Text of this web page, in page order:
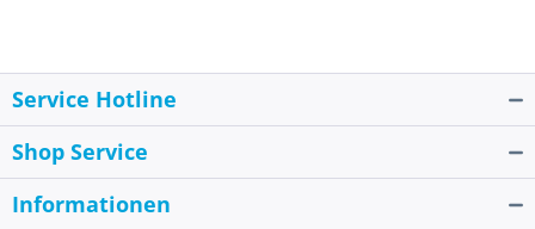
Service Hotline
Shop Service
Informationen